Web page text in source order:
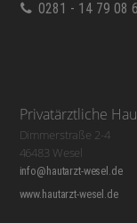
0281 - 14 79 08
Privatärztliche
Dimmerstraße 2-4
46483 Wesel
info@hautarzt-wesel.de
www.hautarzt-wesel.de